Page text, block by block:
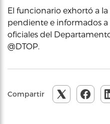
El funcionario exhortó a
pendiente e informados a
oficiales del
@DTOP.
Compartir